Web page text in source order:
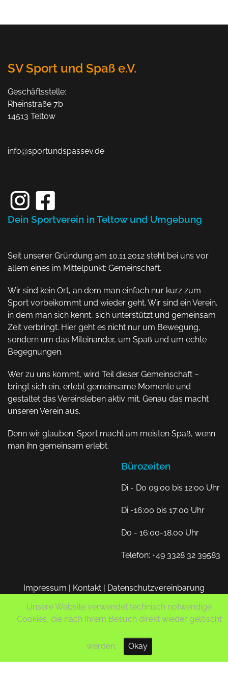
SV Sport und Spaß e.V.
Geschäftsstelle:
Rheinstraße 7b
14513 Teltow
info@sportundspassev.de
Dein Sportverein in Teltow und Umgebung
Seit unserer Gründung am 10.11.2012 steht bei uns vor
allem eines im Mittelpunkt: Gemeinschaft.
Wir sind kein Ort, an dem man einfach nur kurz zum
Sport vorbeikommt und wieder geht. Wir sind ein Verein,
in dem man sich kennt, sich unterstützt und gemeinsam
Zeit verbringt. Hier geht es nicht nur um Bewegung,
sondern um das Miteinander, um Spaß und um echte
Begegnungen.
Wer zu uns kommt, wird Teil dieser Gemeinschaft –
bringt sich ein, erlebt gemeinsame Momente und
gestaltet das Vereinsleben aktiv mit. Genau das macht
unseren Verein aus.
Denn wir glauben: Sport macht am meisten Spaß, wenn
man ihn gemeinsam erlebt.
Bürozeiten
Di - Do 09:00 bis 12:00 Uhr
Di -16:00 bis 17:00 Uhr
Do - 16:00-18.00 Uhr
Telefon: +49 3328 32 39583
Impressum | Kontakt | Datenschutzvereinbarung
Unsere Website verwendet technisch notwendige
Cookies, die nach Ihrem Besuch direkt wieder gelöscht
werden. Okay